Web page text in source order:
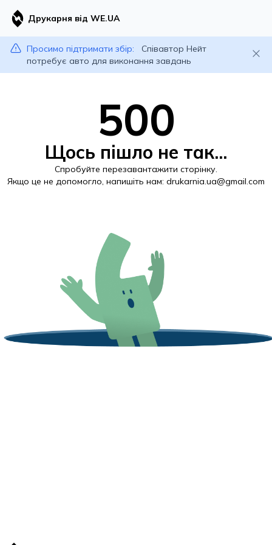
Друкарня від WE.UA
Просимо підтримати збір:
Співавтор Нейт
потребує авто для виконання завдань
500
Щось пішло не так...
Спробуйте перезавантажити сторінку.
Якщо це не допомогло, напишіть нам: drukarnia.ua@gmail.com